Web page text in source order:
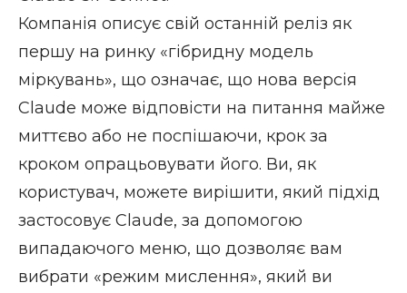
Компанія описує свій останній реліз як
першу на ринку «гібридну модель
міркувань», що означає, що нова версія
Claude може відповісти на питання майже
миттєво або не поспішаючи, крок за
кроком опрацьовувати його. Ви, як
користувач, можете вирішити, який підхід
застосовує Claude, за допомогою
випадаючого меню, що дозволяє вам
вибрати «режим мислення», який ви